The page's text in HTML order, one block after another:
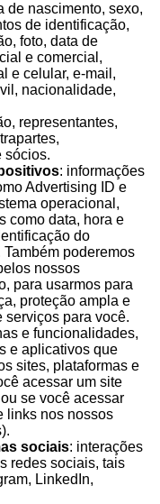
de nascimento, sexo,
de identificação,
foto, data de
e comercial,
e celular, e-mail,
nacionalidade,
representantes,
sócios.
: informações
Advertising ID e
operacional,
como data, hora e
do
poderemos
nossos
para usarmos para
proteção ampla e
serviços para você.
e funcionalidades,
e aplicativos que
sites, plataformas e
acessar um site
se você acessar
links nos nossos
sociais: interações
redes sociais, tais
LinkedIn,